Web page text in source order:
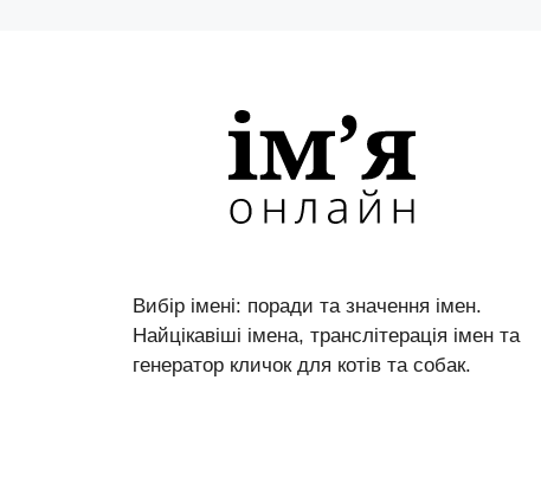
Вибір імені: поради та значення імен.
Найцікавіші імена, транслітерація імен та
генератор кличок для котів та собак.